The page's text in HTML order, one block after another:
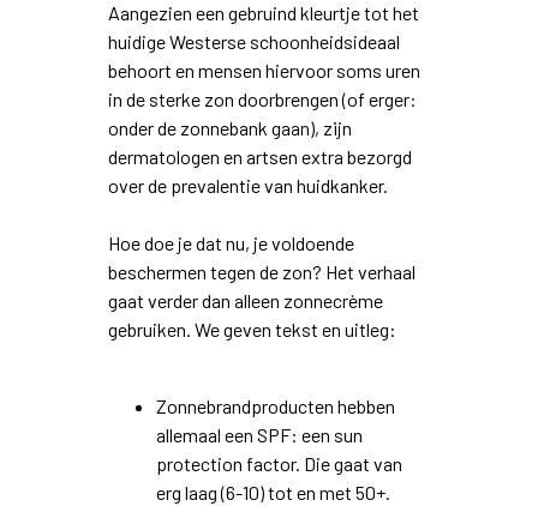
Aangezien een gebruind kleurtje tot het
huidige Westerse schoonheidsideaal
behoort en mensen hiervoor soms uren
in de sterke zon doorbrengen (of erger:
onder de zonnebank gaan), zijn
dermatologen en artsen extra bezorgd
over de prevalentie van huidkanker.
Hoe doe je dat nu, je voldoende
beschermen tegen de zon? Het verhaal
gaat verder dan alleen zonnecrème
gebruiken. We geven tekst en uitleg:
Zonnebrandproducten hebben
allemaal een SPF: een sun
protection factor. Die gaat van
erg laag (6-10) tot en met 50+.